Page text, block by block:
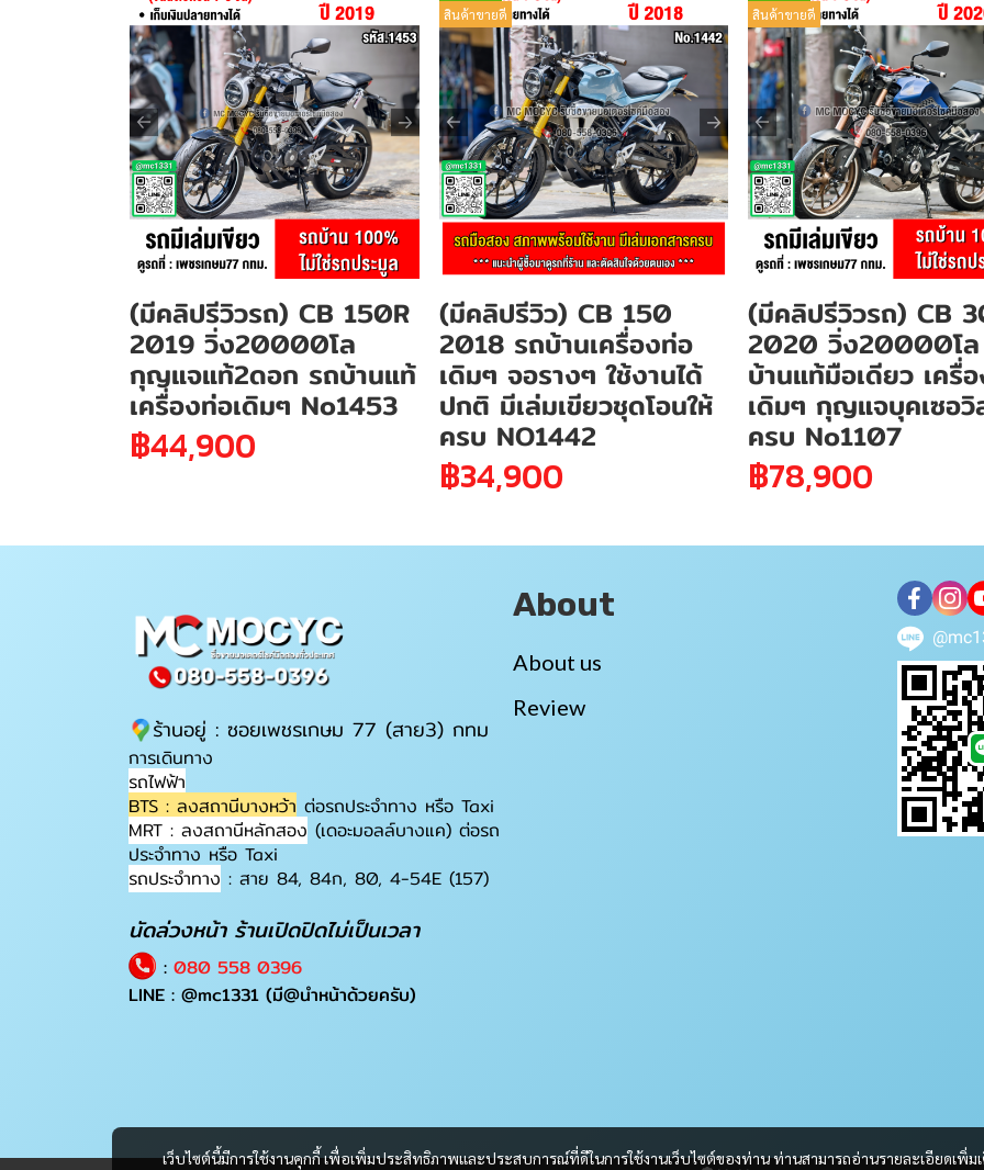
(มีคลิปรีวิวรถ) CB 150R
2019 วิ่ง20000โล
กุญแจแท้2ดอก รถบ้านแท้
เครื่องท่อเดิมๆ No1453
฿44,900
สินค้าขายดี
(มีคลิปรีวิว) CB 150
2018 รถบ้านเครื่องท่อ
เดิมๆ จอรางๆ ใช้งานได้
ปกติ มีเล่มเขียวชุดโอนให้
ครบ NO1442
฿34,900
สินค้าขายดี
(มีคลิปรีวิวรถ) CB
2020 วิ่ง20000โ
บ้านแท้มือเดียว เครื่
เดิมๆ กุญแจบุคเซอวิ
ครบ No1107
฿78,900
เว็บไซต์นี้มีการใช้งานคุกกี้ เพื่อเพิ่มประสิทธิภาพและประสบการณ์ที่ดีในการใช้งานเว็บไซต์ของท่าน ท่านสามารถอ่านรายละเอียดเพิ่ม
ร้านอยู่ : ซอยเพชรเกษม 77 (สาย3) กทม
การเดินทาง
รถไฟฟ้า
BTS : ลงสถานีบางหว้า ต่อรถประจำทาง หรือ Taxi
MRT : ลงสถานีหลักสอง (เดอะมอลล์บางแค) ต่อรถ
ประจำทาง หรือ Taxi
รถประจำทาง : สาย 84, 84ก, 80, 4-54E (157)
นัดล่วงหน้า ร้านเปิดปิดไม่เป็นเวลา
: 080 558 0396
LINE : @mc1331 (มี@นำหน้าด้วยครับ)
About
About us
Review